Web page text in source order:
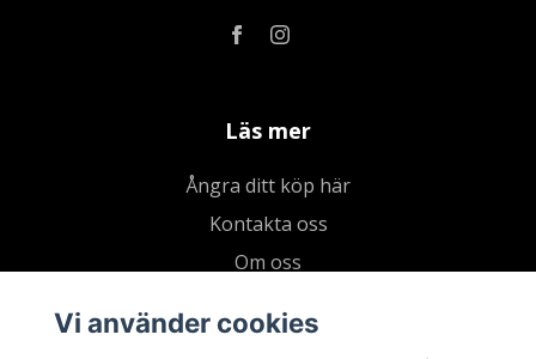
Läs mer
Ångra ditt köp här
Kontakta oss
Om oss
Kundklubb
Vi använder cookies